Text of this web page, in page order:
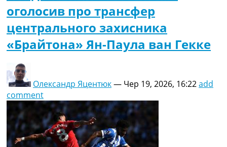
оголосив про трансфер
центрального захисника
«Брайтона» Ян-Паула ван Гекке
Олександр Яцентюк— Чер 19, 2026, 16:22add
comment